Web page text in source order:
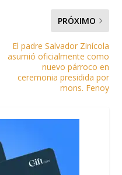
PRÓXIMO
El padre Salvador Zinícola
asumió oficialmente como
nuevo párroco en
ceremonia presidida por
mons. Fenoy